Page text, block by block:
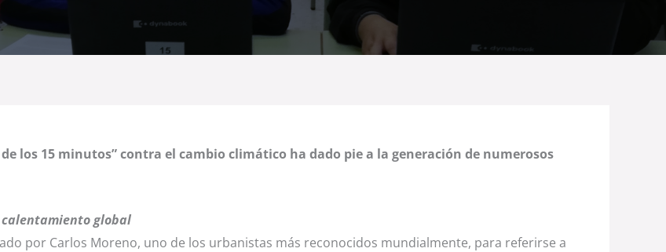
los 15 minutos” contra el cambio climático ha dado pie a la generación de numerosos
global
por Carlos Moreno, uno de los urbanistas más reconocidos mundialmente, para referirse a